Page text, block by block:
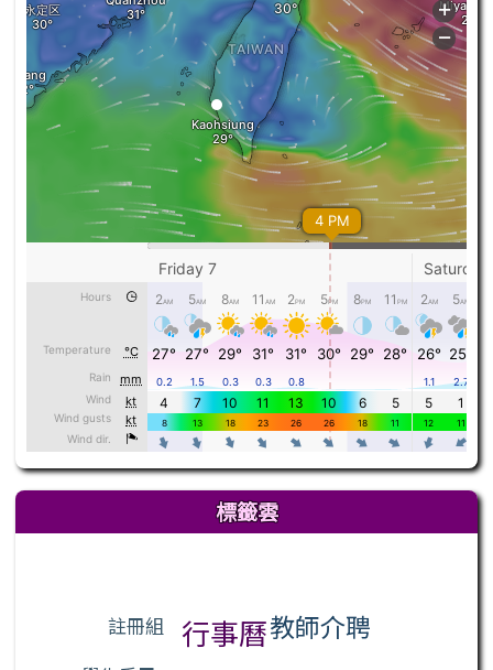
標籤雲
註冊組 行事曆教師介聘